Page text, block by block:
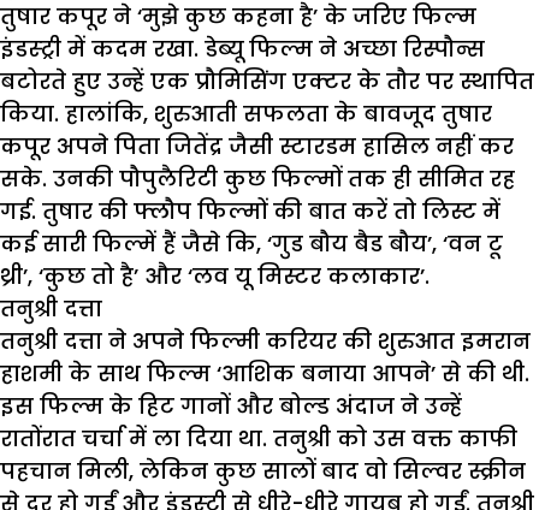
तुषार कपूर ने ‘मुझे कुछ कहना है’ के जरिए फिल्म
इंडस्ट्री में कदम रखा. डेब्यू फिल्म ने अच्छा रिस्पौन्स
बटोरते हुए उन्हें एक प्रौमिसिंग एक्टर के तौर पर स्थापित
किया. हालांकि, शुरुआती सफलता के बावजूद तुषार
कपूर अपने पिता जितेंद्र जैसी स्टारडम हासिल नहीं कर
सके. उनकी पौपुलैरिटी कुछ फिल्मों तक ही सीमित रह
गई. तुषार की फ्लौप फिल्मों की बात करें तो लिस्ट में
कई सारी फिल्में हैं जैसे कि, ‘गुड बौय बैड बौय’, ‘वन टू
थ्री’, ‘कुछ तो है’ और ‘लव यू मिस्टर कलाकार’.
तनुश्री दत्ता
तनुश्री दत्ता ने अपने फिल्मी करियर की शुरुआत इमरान
हाशमी के साथ फिल्म ‘आशिक बनाया आपने’ से की थी.
इस फिल्म के हिट गानों और बोल्ड अंदाज ने उन्हें
रातोंरात चर्चा में ला दिया था. तनुश्री को उस वक्त काफी
पहचान मिली, लेकिन कुछ सालों बाद वो सिल्वर स्क्रीन
से दूर हो गईं और इंडस्ट्री से धीरे-धीरे गायब हो गईं. तनुश्री